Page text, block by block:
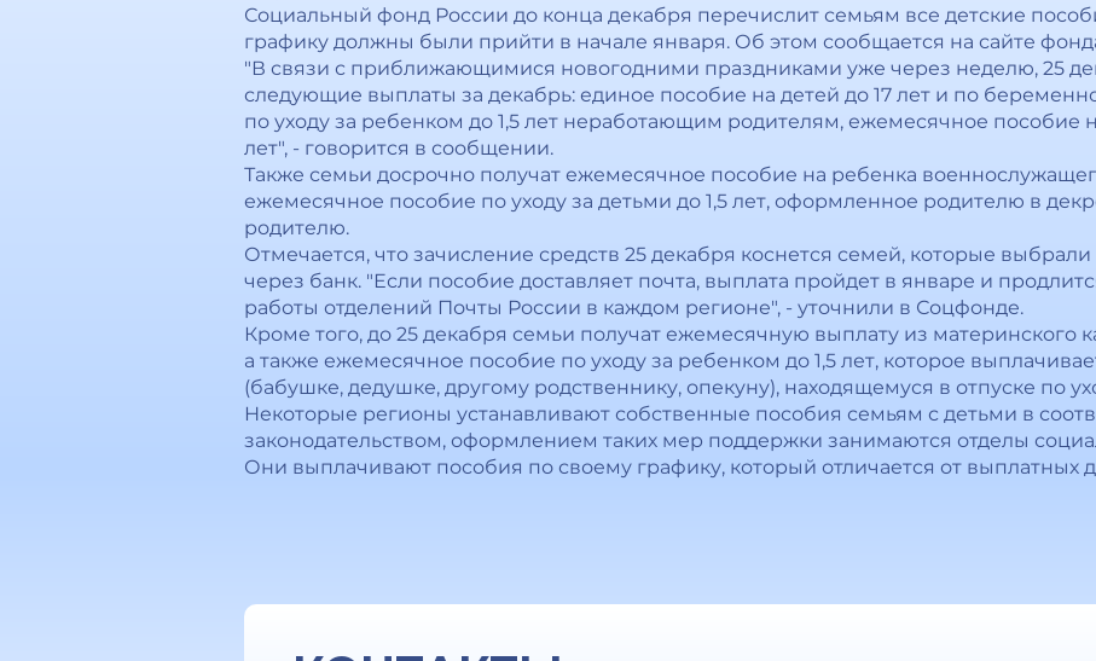
Социальный фонд России до конца декабря перечислит семьям все детские
графику должны были прийти в начале января. Об этом сообщается на сайте
"В связи с приближающимися новогодними праздниками уже через неделю, 25
следующие выплаты за декабрь: единое пособие на детей до 17 лет и по
по уходу за ребенком до 1,5 лет неработающим родителям, ежемесячное пособие
лет", - говорится в сообщении.
Также семьи досрочно получат ежемесячное пособие на ребенка
ежемесячное пособие по уходу за детьми до 1,5 лет, оформленное родителю в
родителю.
Отмечается, что зачисление средств 25 декабря коснется семей, которые
через банк. "Если пособие доставляет почта, выплата пройдет в январе и
работы отделений Почты России в каждом регионе", - уточнили в Соцфонде.
Кроме того, до 25 декабря семьи получат ежемесячную выплату из материнского
а также ежемесячное пособие по уходу за ребенком до 1,5 лет, которое
(бабушке, дедушке, другому родственнику, опекуну), находящемуся в отпуске по
Некоторые регионы устанавливают собственные пособия семьям с детьми в
законодательством, оформлением таких мер поддержки занимаются отделы
Они выплачивают пособия по своему графику, который отличается от выплатных